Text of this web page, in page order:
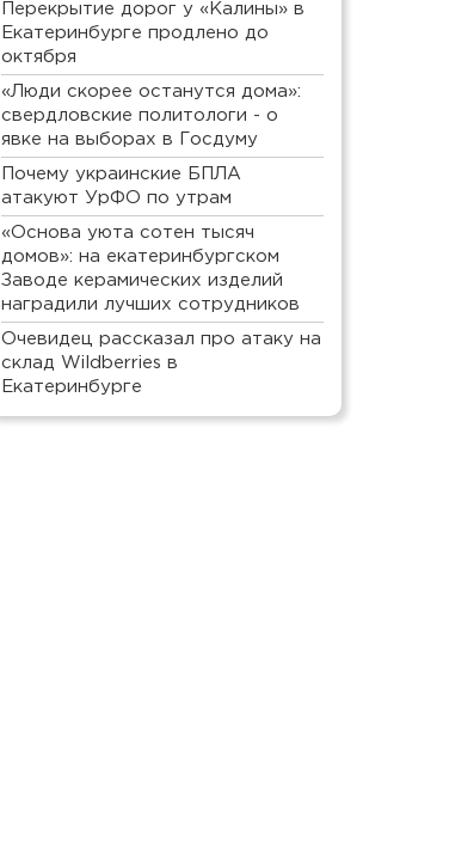
Перекрытие дорог у «Калины» в
Екатеринбурге продлено до
октября
«Люди скорее останутся дома»:
свердловские политологи - о
явке на выборах в Госдуму
Почему украинские БПЛА
атакуют УрФО по утрам
«Основа уюта сотен тысяч
домов»: на екатеринбургском
Заводе керамических изделий
наградили лучших сотрудников
Очевидец рассказал про атаку на
склад Wildberries в
Екатеринбурге